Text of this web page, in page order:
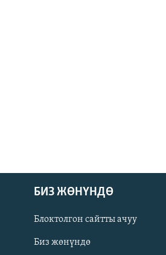
БИЗ ЖӨНҮНДӨ
Блоктолгон сайтты ачуу
Биз жөнүндө